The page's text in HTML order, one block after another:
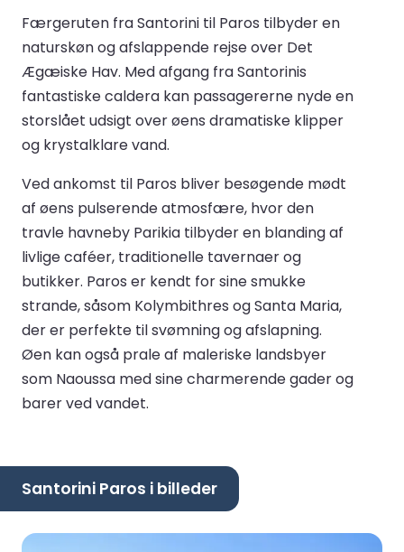
Færgeruten fra Santorini til Paros tilbyder en
naturskøn og afslappende rejse over Det
Ægæiske Hav. Med afgang fra Santorinis
fantastiske caldera kan passagererne nyde en
storslået udsigt over øens dramatiske klipper
og krystalklare vand.
Ved ankomst til Paros bliver besøgende mødt
af øens pulserende atmosfære, hvor den
travle havneby Parikia tilbyder en blanding af
livlige caféer, traditionelle tavernaer og
butikker. Paros er kendt for sine smukke
strande, såsom Kolymbithres og Santa Maria,
der er perfekte til svømning og afslapning.
Øen kan også prale af maleriske landsbyer
som Naoussa med sine charmerende gader og
barer ved vandet.
Santorini Paros i billeder